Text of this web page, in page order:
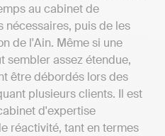
au cabinet de
nécessaires, puis de les
de l'Ain. Même si une
sembler assez étendue,
être débordés lors des
plusieurs clients. Il est
d'expertise
réactivité, tant en termes